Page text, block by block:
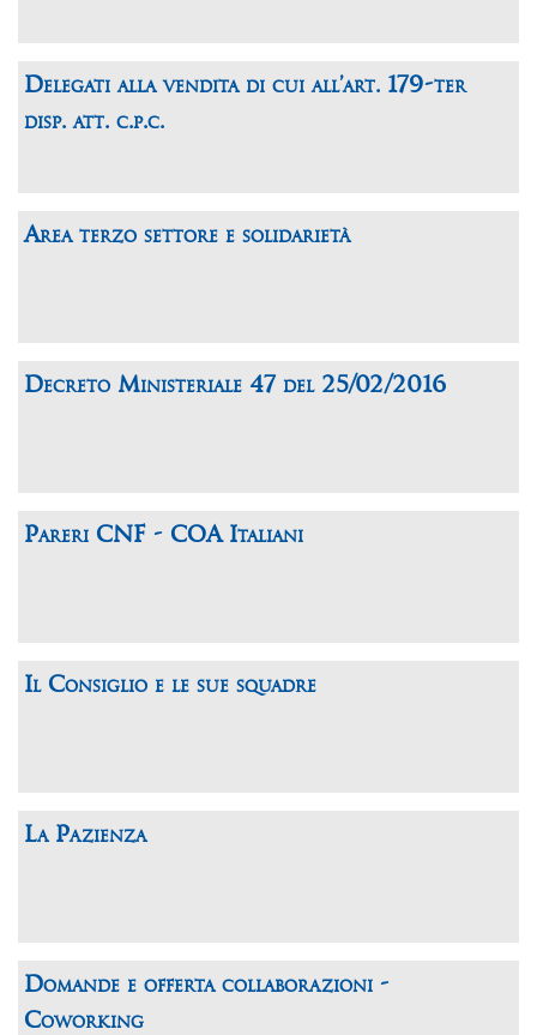
Delegati alla vendita di cui all’art. 179-ter
disp. att. c.p.c.
Area terzo settore e solidarietà
Decreto Ministeriale 47 del 25/02/2016
Pareri CNF - COA Italiani
Il Consiglio e le sue squadre
La Pazienza
Domande e offerta collaborazioni -
Coworking